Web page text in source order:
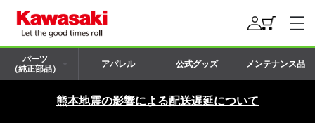
パーツ
（純正部品）
アパレル 公式グッズ メンテナンス品
熊本地震の影響による配送遅延について